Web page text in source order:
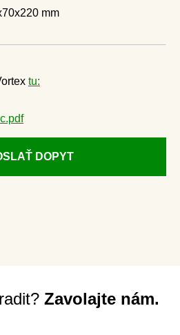
mm
tu:
DOPYT
Zavolajte nám.